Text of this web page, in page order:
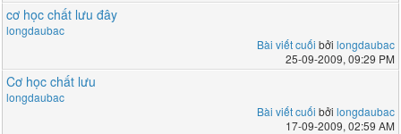
cơ học chất lưu đây
longdaubac
Bài viết cuối bởi longdaubac
25-09-2009, 09:29 PM
Cơ học chất lưu
longdaubac
Bài viết cuối bởi longdaubac
17-09-2009, 02:59 AM